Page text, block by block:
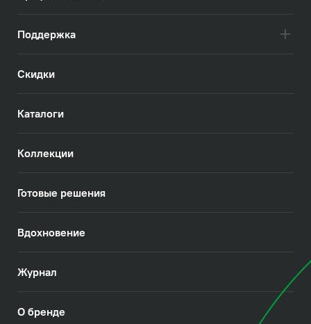
Поддержка
Скидки
Каталоги
Коллекции
Готовые решения
Вдохновение
Журнал
О бренде